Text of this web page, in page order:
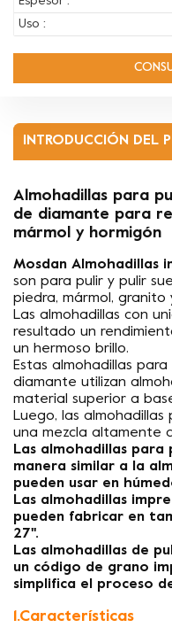
Uso :
INTRODUCCIÓN DEL
Almohadillas para
de diamante para
mármol y hormigón
Mosdan Almohadillas
son para pulir y pulir
piedra, mármol,
Las almohadillas con
resultado un
un hermoso brillo.
Estas almohadillas
diamante utilizan
material superior a
Luego, las almohadillas
una mezcla altamente
Las almohadillas para
manera similar a la
pueden usar en
Las almohadillas
pueden fabricar en
27''.
Las almohadillas de
un código de grano
simplifica el proceso
1.Características